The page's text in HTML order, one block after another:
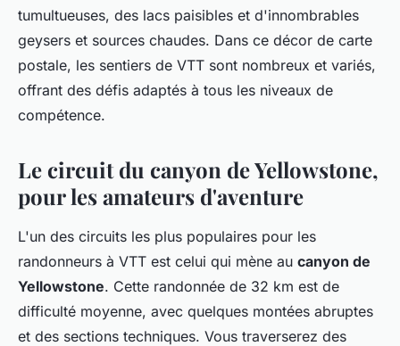
tumultueuses, des lacs paisibles et d'innombrables
geysers et sources chaudes. Dans ce décor de carte
postale, les sentiers de VTT sont nombreux et variés,
offrant des défis adaptés à tous les niveaux de
compétence.
Le circuit du canyon de Yellowstone,
pour les amateurs d'aventure
L'un des circuits les plus populaires pour les
randonneurs à VTT est celui qui mène au canyon de
Yellowstone. Cette randonnée de 32 km est de
difficulté moyenne, avec quelques montées abruptes
et des sections techniques. Vous traverserez des